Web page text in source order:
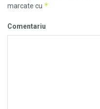
marcate cu *
Comentariu